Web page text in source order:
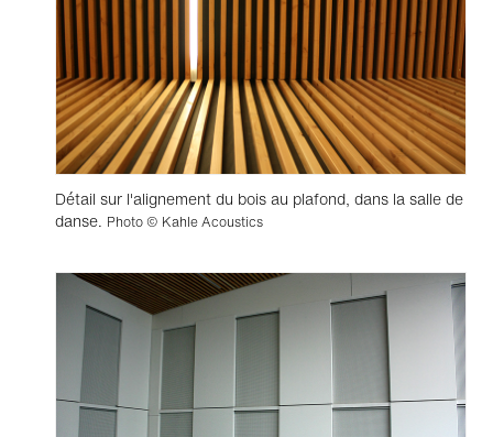
Détail sur l'alignement du bois au plafond, dans la salle de
danse. Photo © Kahle Acoustics